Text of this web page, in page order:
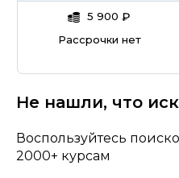
5 900 ₽
Рассрочки нет
Не нашли, что
Воспользуйтесь
2000+ курсам